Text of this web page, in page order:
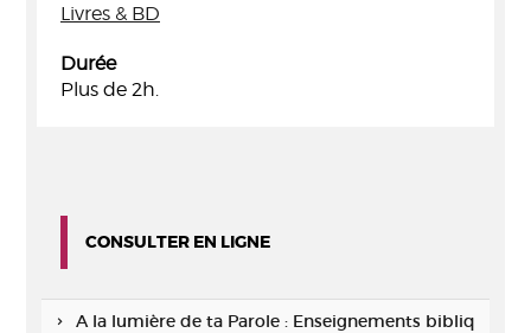
Livres & BD
Durée
Plus de 2h.
CONSULTER EN LIGNE
A la lumière de ta Parole : Enseignements bibliq